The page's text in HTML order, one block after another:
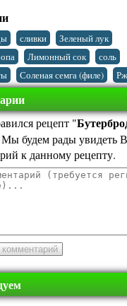
сливки Зеленый лук
Лимонный сок соль
Соленая семга (филе)
рецепт "
будем рады увидеть
к данному рецепту.